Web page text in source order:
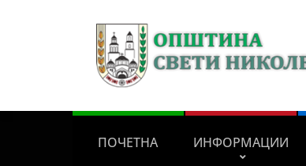
ПОЧЕТНА ИНФОРМАЦИИ